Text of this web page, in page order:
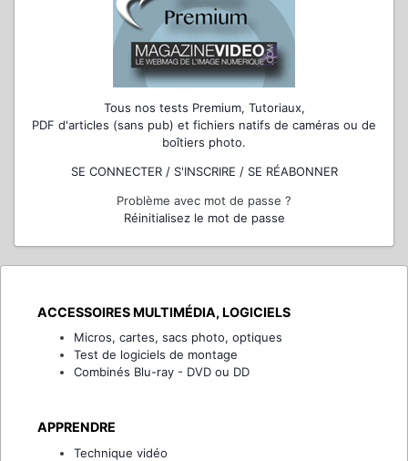
Tous nos tests Premium, Tutoriaux,
PDF d'articles (sans pub) et fichiers natifs de caméras ou de
boîtiers photo.
SE CONNECTER / S'INSCRIRE / SE RÉABONNER
Problème avec mot de passe ?
Réinitialisez le mot de passe
ACCESSOIRES MULTIMÉDIA, LOGICIELS
Micros, cartes, sacs photo, optiques
Test de logiciels de montage
Combinés Blu-ray - DVD ou DD
APPRENDRE
Technique vidéo